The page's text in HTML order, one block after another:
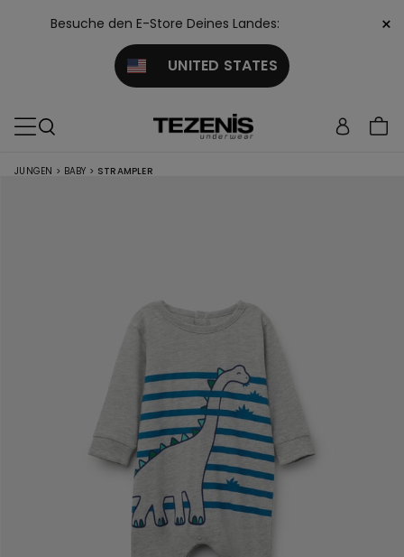
Besuche den E-Store Deines Landes:
UNITED STATES
×
JUNGEN > BABY > STRAMPLER